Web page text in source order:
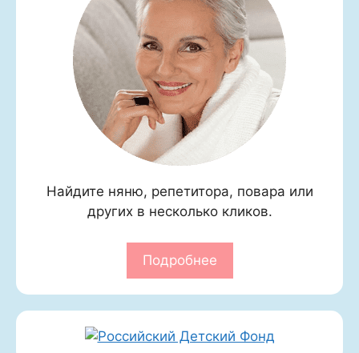
Найдите няню, репетитора, повара или
других в несколько кликов.
Подробнее